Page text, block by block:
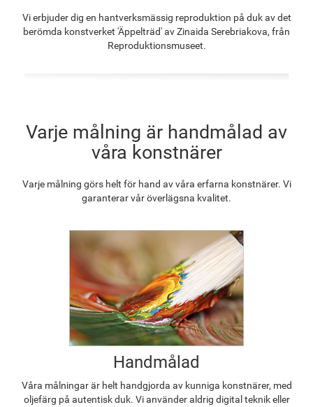
1 269.16kr 985.77kr 1 421.12kr 1 279.25kr
Vi erbjuder dig en hantverksmässig reproduktion på duk av det
berömda konstverket 'Äppelträd' av Zinaida Serebriakova, från
Reproduktionsmuseet.
Varje målning är handmålad av
våra konstnärer
Varje målning görs helt för hand av våra erfarna konstnärer. Vi
garanterar vår överlägsna kvalitet.
Handmålad
Våra målningar är helt handgjorda av kunniga konstnärer, med
oljefärg på autentisk duk. Vi använder aldrig digital teknik eller